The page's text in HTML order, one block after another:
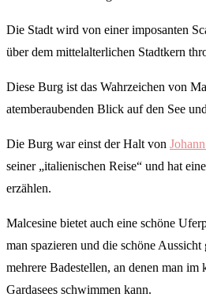
Die Stadt wird von einer imposanten
über dem mittelalterlichen Stadtkern
Diese Burg ist das Wahrzeichen von
atemberaubenden Blick auf den See
Die Burg war einst der Halt von
seiner „italienischen Reise“ und hat
erzählen.
Malcesine bietet auch eine schöne
man spazieren und die schöne
mehrere Badestellen, an denen man im
Gardasees schwimmen kann.